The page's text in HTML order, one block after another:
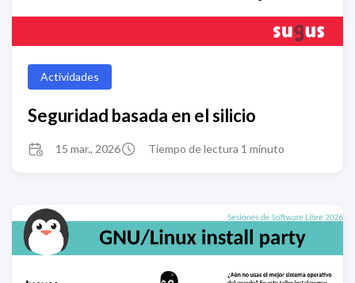
Actividades
Seguridad basada en el silicio
15 mar., 2026 Tiempo de lectura 1 minuto